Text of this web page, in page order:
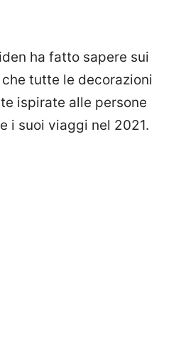
ha fatto sapere sui
tutte le decorazioni
ispirate alle persone
i suoi viaggi nel 2021.